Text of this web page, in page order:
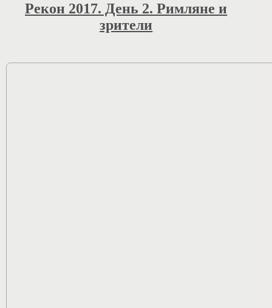
Рекон 2017. День 2. Римляне и
зрители